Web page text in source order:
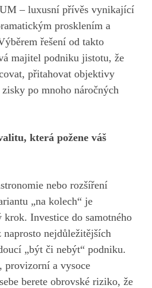
– luxusní přívěs vynikající
prosklením a
řešení od takto
majitel podniku jistotu, že
přitahovat objektivy
po mnoho náročných
která požene váš
nebo rozšíření
„na kolech“ je
Investice do samotného
nejdůležitějších
„být či nebýt“ podniku.
provizorní a vysoce
berete obrovské riziko, že